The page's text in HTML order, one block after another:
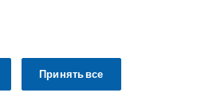
Принять все